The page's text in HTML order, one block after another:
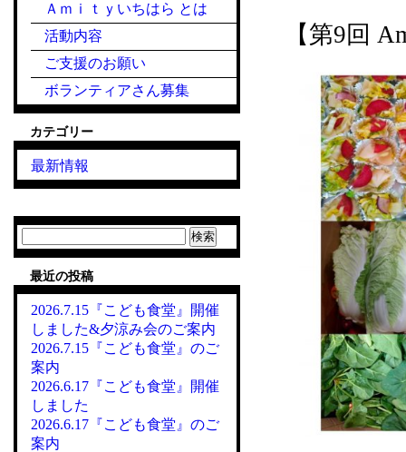
【第9回
Ａｍｉｔｙいちはら とは
活動内容
ご支援のお願い
ボランティアさん募集
カテゴリー
最新情報
索:
最近の投稿
2026.7.15『こども食堂』開催
しました&夕涼み会のご案内
2026.7.15『こども食堂』のご
案内
2026.6.17『こども食堂』開催
しました
2026.6.17『こども食堂』のご
案内